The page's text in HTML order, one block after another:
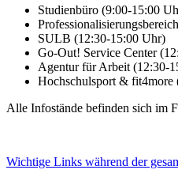
Studienbüro (9:00-15:00
SULB (12:30-15:00 Uhr)
Go-Out! Service Center
Agentur für Arbeit (12:30-
Hochschulsport & fit4more
Alle Infostände befinden sich im
Wichtige Links während der